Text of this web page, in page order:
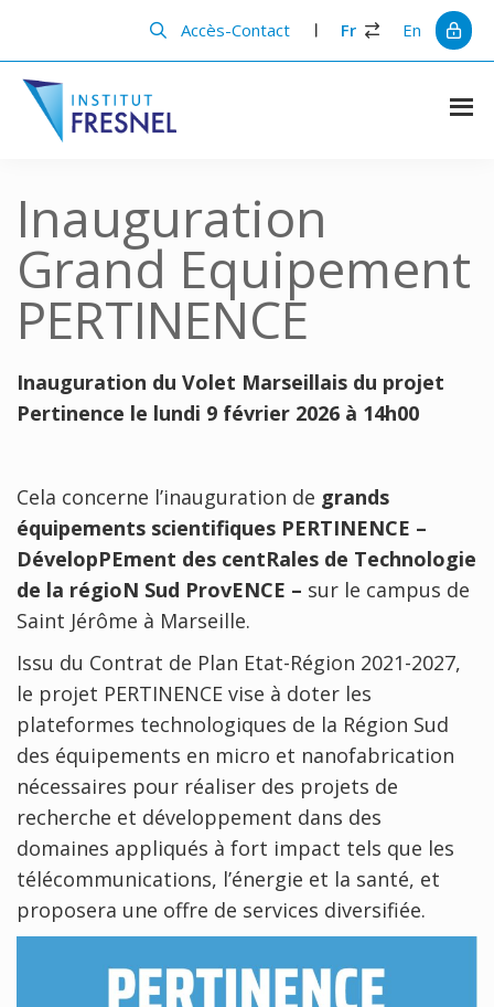
principal
barre
principale
Accès-Contact Fr En
Institut
en
photonique
Inauguration
Grand Equipement
PERTINENCE
Inauguration du Volet Marseillais du projet
Pertinence le lundi 9 février 2026 à 14h00
Cela concerne l’inauguration de grands
équipements scientifiques PERTINENCE –
DévelopPEment des centRales de Technologie
de la régioN Sud ProvENCE – sur le campus de
Saint Jérôme à Marseille.
Issu du Contrat de Plan Etat-Région 2021-2027,
le projet PERTINENCE vise à doter les
plateformes technologiques de la Région Sud
des équipements en micro et nanofabrication
nécessaires pour réaliser des projets de
recherche et développement dans des
domaines appliqués à fort impact tels que les
télécommunications, l’énergie et la santé, et
proposera une offre de services diversifiée.